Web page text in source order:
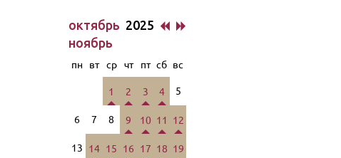
октябрь 2025
ноябрь
пн вт ср чт пт сб вс
1 2 3 4 5
6 7 8 9 10 11 12
13 14 15 16 17 18 19